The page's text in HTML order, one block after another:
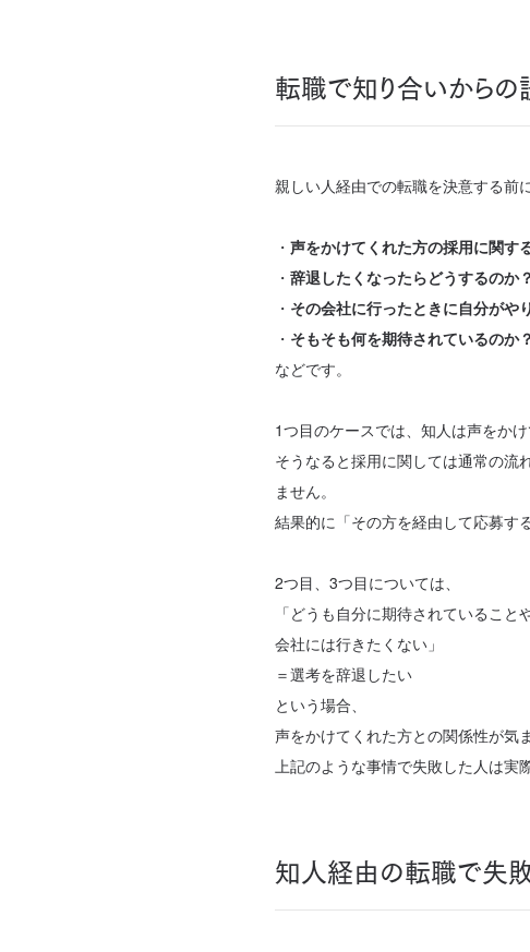
転職で知り合いから
親しい人経由での転職を決意する前
・ 声をかけてくれた方の採用に関す
・ 辞退したくなったらどうするのか？
・ その会社に行ったときに自分がや
・ そもそも何を期待されているのか？
などです。
1つ目のケースでは、知人は声をか
そうなると採用に関しては通常の流
ません。
結果的に「その方を経由して応募す
2つ目、3つ目については、
「どうも自分に期待されているこ
会社には行きたくない」
＝選考を辞退したい
という場合、
声をかけてくれた方との関係性が気
上記のような事情で失敗した人は実
知人経由の転職で失